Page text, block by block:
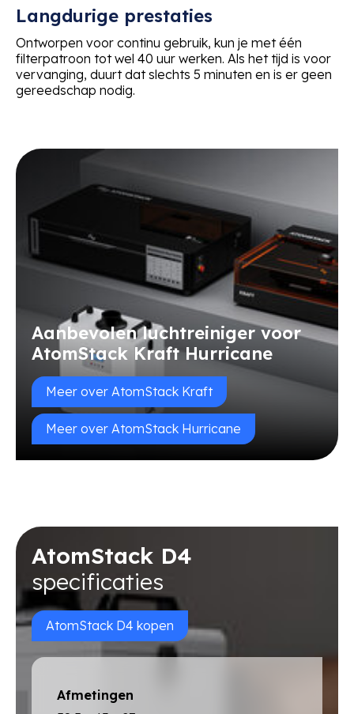
Langdurige prestaties
Ontworpen voor continu gebruik, kun je met één
filterpatroon tot wel 40 uur werken. Als het tijd is voor
vervanging, duurt dat slechts 5 minuten en is er geen
gereedschap nodig.
Aanbevolen luchtreiniger voor
AtomStack Kraft Hurricane
Meer over AtomStack Kraft
Meer over AtomStack Hurricane
AtomStack D4
specificaties
AtomStack D4 kopen
Afmetingen